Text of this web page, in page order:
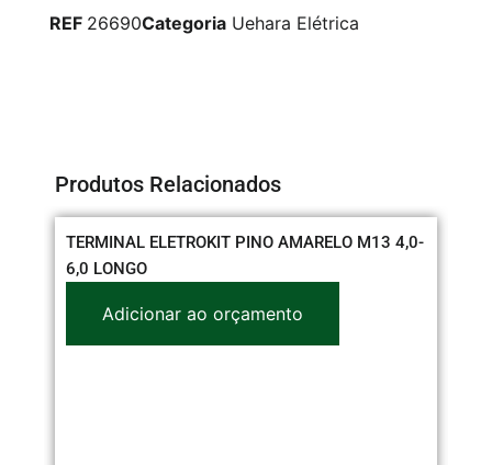
REF 26690Categoria Uehara Elétrica
Produtos Relacionados
TERMINAL ELETROKIT PINO AMARELO M13 4,0-
6,0 LONGO
Adicionar ao orçamento